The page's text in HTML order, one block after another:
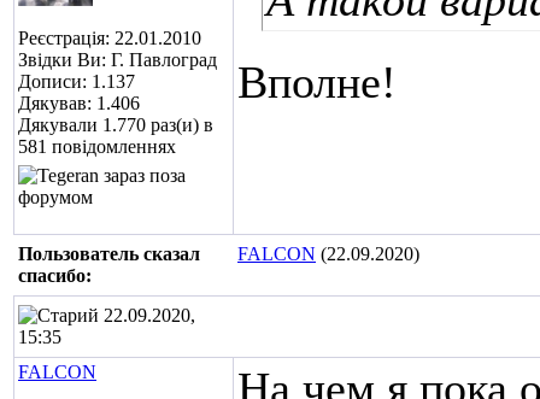
Реєстрація: 22.01.2010
Звідки Ви: Г. Павлоград
Дописи: 1.137
Дякував: 1.406
Дякували 1.770 раз(и) в
581 повідомленнях
Вполне!
Пользователь сказал
cпасибо:
FALCON (22.09.2020)
22.09.2020,
15:35
FALCON
На чем я пока